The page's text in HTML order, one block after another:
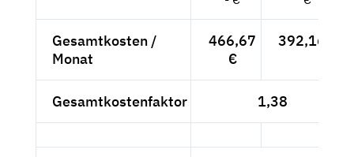
Gesamtkosten /
Monat
466,67
€
392,16 €
Gesamtkostenfaktor 1,38